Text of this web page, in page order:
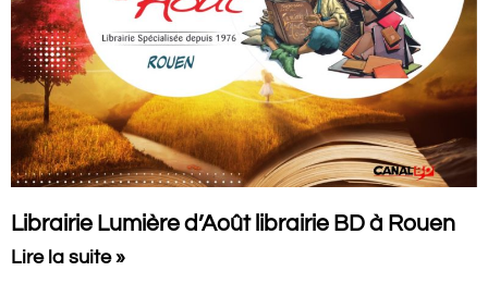
Librairie Lumière d’Août librairie BD à Rouen
Lire la suite »